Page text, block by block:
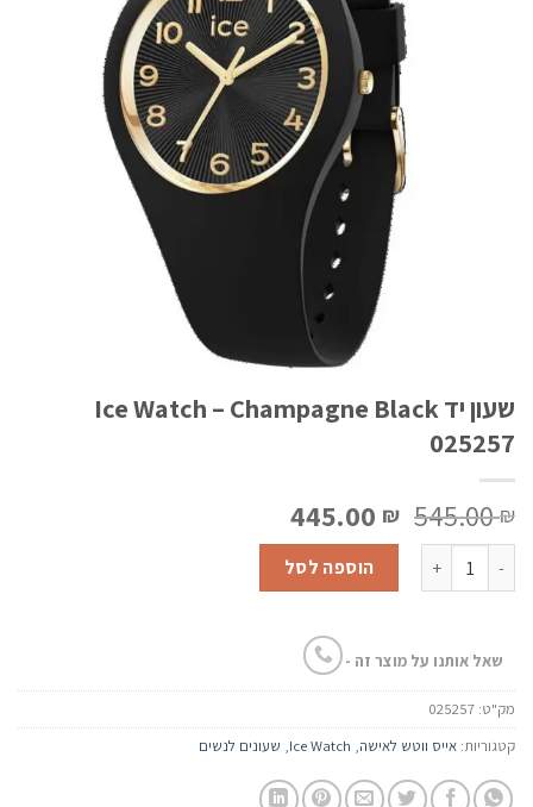
שעון יד Ice Watch – Champagne Black
025257
545.00₪ המחיר
המקורי
היה:
545.00 ₪.
445.00 ₪ המחיר
הנוכחי
הוא:
445.00 ₪.
כמות של שעון יד Ice Watch - Champagne Black 025257 הוספה לסל
שאל אותנו על מוצר זה -
מק"ט: 025257
קטגוריות: אייס ווטש לאישה,
Ice Watch
, שעונים לנשים